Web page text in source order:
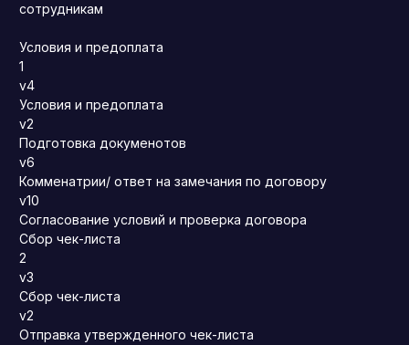
сотрудникам
Условия и предоплата
1
v4
Условия и предоплата
v2
Подготовка докуменотов
v6
Комменатрии/ ответ на замечания по договору
v10
Согласование условий и проверка договора
Сбор чек-листа
2
v3
Сбор чек-листа
v2
Отправка утвержденного чек-листа